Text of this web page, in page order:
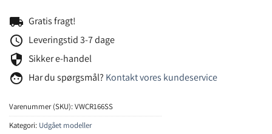
local_shipping Gratis fragt!
schedule Leveringstid 3-7 dage
security Sikker e-handel
face Har du spørgsmål? Kontakt vores kundeservice
Varenummer (SKU):VWCR166SS
Kategori: Udgået modeller